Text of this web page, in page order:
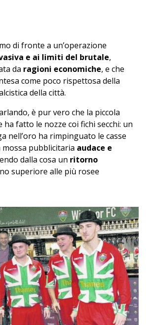
di fronte a un’operazione
e ai limiti del brutale,
da ragioni economiche, e che
come poco rispettosa della
della città.
è pur vero che la piccola
ha fatto le nozze coi fichi secchi: un
nell’oro ha rimpinguato le casse
pubblicitaria audace e
dalla cosa un ritorno
superiore alle più rosee